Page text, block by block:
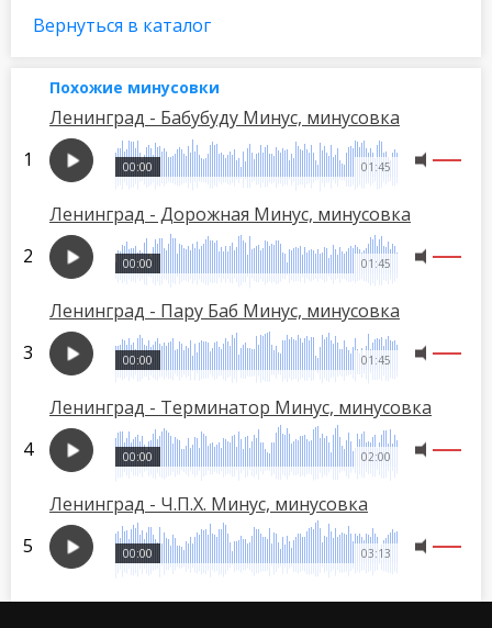
Вернуться в каталог
Похожие минусовки
Ленинград - Бабубуду Минус, минусовка
01:45
00:00
Ленинград - Дорожная Минус, минусовка
01:45
00:00
Ленинград - Пару Баб Минус, минусовка
01:45
00:00
Ленинград - Терминатор Минус, минусовка
02:00
00:00
Ленинград - Ч.П.Х. Минус, минусовка
03:13
00:00